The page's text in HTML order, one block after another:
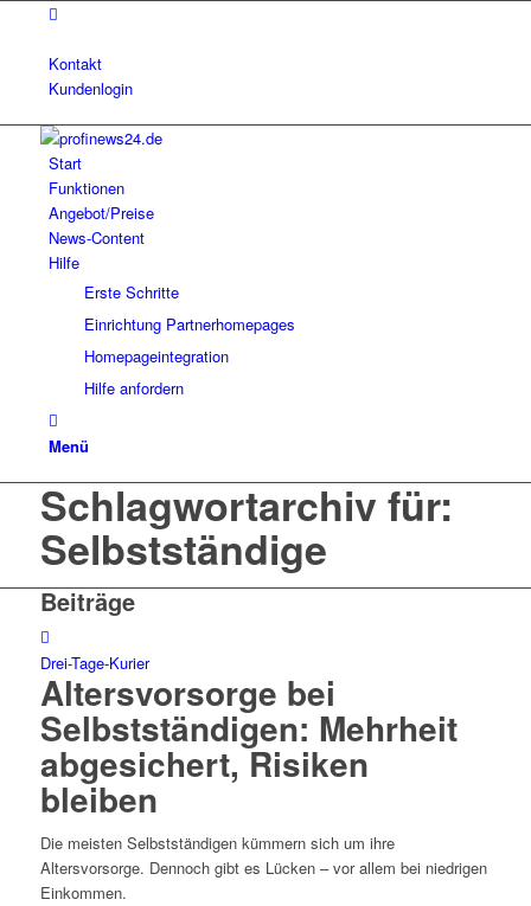
Kontakt
Kundenlogin
Start
Funktionen
Angebot/Preise
News-Content
Hilfe
Erste Schritte
Einrichtung Partnerhomepages
Homepageintegration
Hilfe anfordern
Menü
Schlagwortarchiv für:
Selbstständige
Beiträge
Drei-Tage-Kurier
Altersvorsorge bei
Selbstständigen: Mehrheit
abgesichert, Risiken
bleiben
Die meisten Selbstständigen kümmern sich um ihre
Altersvorsorge. Dennoch gibt es Lücken – vor allem bei niedrigen
Einkommen.